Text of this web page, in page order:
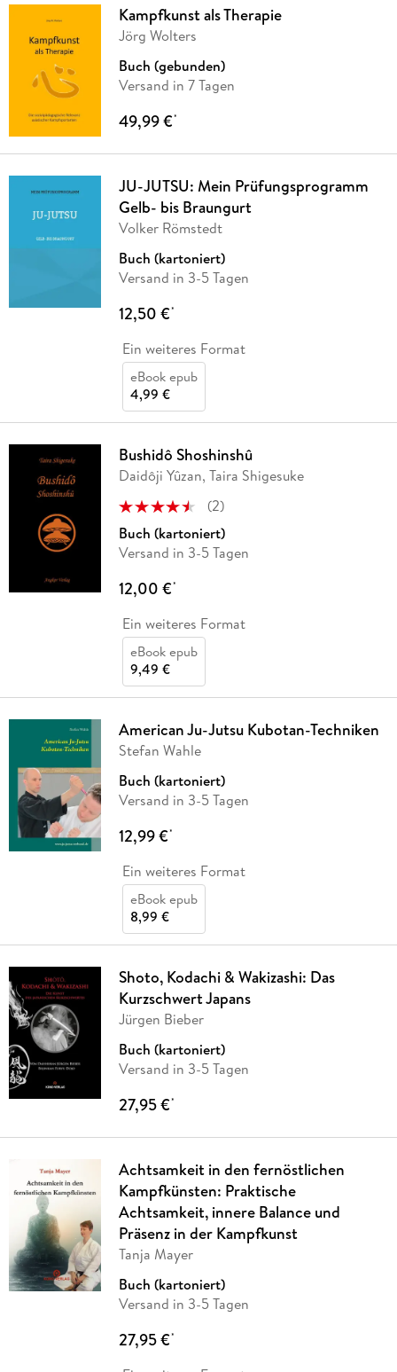
Kampfkunst als Therapie
Jörg Wolters
Buch (gebunden)
Versand in 7 Tagen
49,99 €*
JU-JUTSU: Mein Prüfungsprogramm
Gelb- bis Braungurt
Volker Römstedt
Buch (kartoniert)
Versand in 3-5 Tagen
12,50 €*
Ein weiteres Format
eBook epub
4,99 €
Bushidô Shoshinshû
Daidôji Yûzan, Taira Shigesuke
(2)
Buch (kartoniert)
Versand in 3-5 Tagen
12,00 €*
Ein weiteres Format
eBook epub
9,49 €
American Ju-Jutsu Kubotan-Techniken
Stefan Wahle
Buch (kartoniert)
Versand in 3-5 Tagen
12,99 €*
Ein weiteres Format
eBook epub
8,99 €
Shoto, Kodachi & Wakizashi: Das
Kurzschwert Japans
Jürgen Bieber
Buch (kartoniert)
Versand in 3-5 Tagen
27,95 €*
Achtsamkeit in den fernöstlichen
Kampfkünsten: Praktische
Achtsamkeit, innere Balance und
Präsenz in der Kampfkunst
Tanja Mayer
Buch (kartoniert)
Versand in 3-5 Tagen
27,95 €*